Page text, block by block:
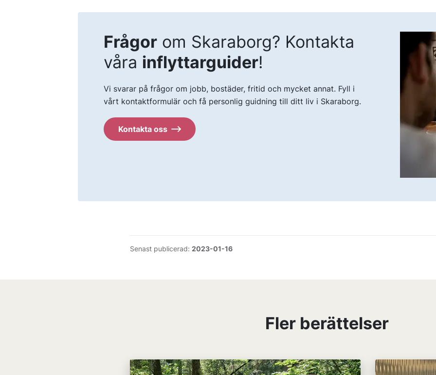
Frågor om Skaraborg? Kontakta
våra inflyttarguider!
Vi svarar på frågor om jobb, bostäder, fritid och mycket annat. Fyll i
vårt kontaktformulär och få personlig guidning till ditt liv i Skaraborg.
Kontakta oss
Senast publicerad: 2023-01-16
Fler berättelser